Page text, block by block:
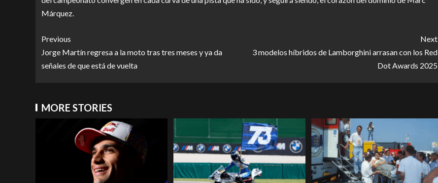
Márquez.
Previous
Jorge Martín regresa a la moto tras tres meses y ya da
señales de que está de vuelta
Next
3 modelos híbridos de Lamborghini arrasan con los Red
Dot Awards 2025
MORE STORIES